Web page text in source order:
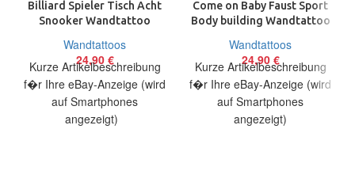
Billiard Spieler Tisch Acht
Snooker Wandtattoo
38×100 cm
Wandtattoos
24,90 €
Kurze Artikelbeschreibung
f�r Ihre eBay-Anzeige (wird
auf Smartphones
angezeigt)
Come on Baby Faust Sport
Body building Wandtattoo
70 cm
Wandtattoos
24,90 €
Kurze Artikelbeschreibung
f�r Ihre eBay-Anzeige (wird
auf Smartphones
angezeigt)